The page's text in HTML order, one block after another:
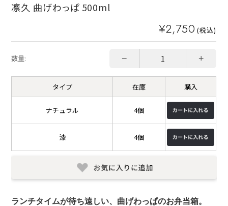
凛久 曲げわっぱ 500ml
¥2,750 (税込)
数量: − +
タイプ 在庫 購入
ナチュラル 4個
漆 4個
ランチタイムが待ち遠しい、曲げわっぱのお弁当箱。